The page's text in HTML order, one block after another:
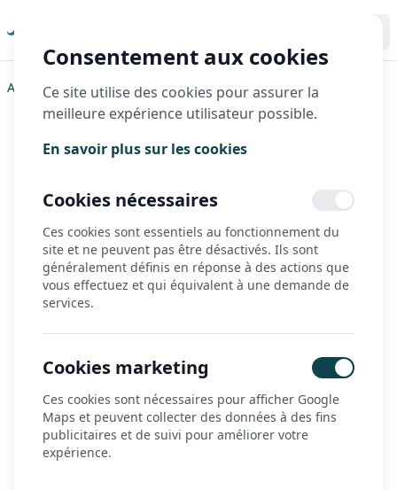
À propos
Actualités
Accueil>Triporteurs >Triobike>Hafnia
Consentement aux cookies
Ce site utilise des cookies pour assurer la
meilleure expérience utilisateur possible.
En savoir plus sur les cookies
Cookies nécessaires
Ces cookies sont essentiels au fonctionnement du
site et ne peuvent pas être désactivés. Ils sont
généralement définis en réponse à des actions que
vous effectuez et qui équivalent à une demande de
services.
Cookies marketing
Ces cookies sont nécessaires pour afficher Google
Maps et peuvent collecter des données à des fins
publicitaires et de suivi pour améliorer votre
expérience.